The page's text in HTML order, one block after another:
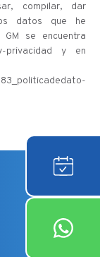
compilar, dar
datos que he
se encuentra
privacidad y en